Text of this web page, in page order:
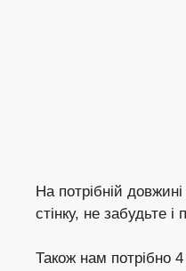
На потрібній
стінку, не забудьте
Також нам потрібно